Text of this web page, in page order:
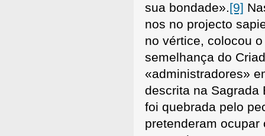
sua bondade».[9]
nos no projecto
no vértice, colocou
semelhança do
«administradores»
descrita na Sagrada
foi quebrada pelo
pretenderam